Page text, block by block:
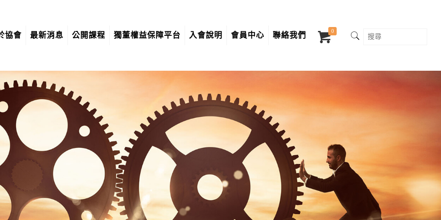
協會 最新消息 公開課程 獨董權益保障平台 入會說明 會員中心 聯絡我們 0